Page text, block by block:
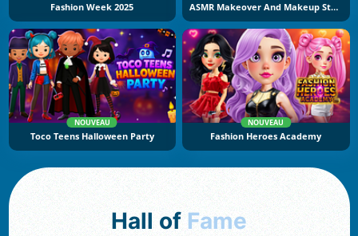
Fashion Week 2025 ASMR Makeover And Makeup Studio
NOUVEAU
Toco Teens Halloween Party
NOUVEAU
Fashion Heroes Academy
Hall of Fame